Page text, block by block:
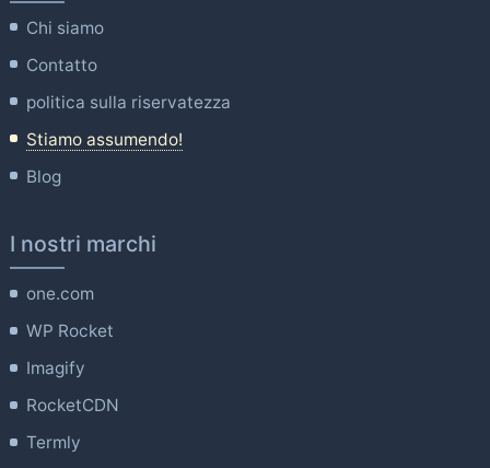
Chi siamo
Contatto
politica sulla riservatezza
Stiamo assumendo!
Blog
I nostri marchi
one.com
WP Rocket
Imagify
RocketCDN
Termly